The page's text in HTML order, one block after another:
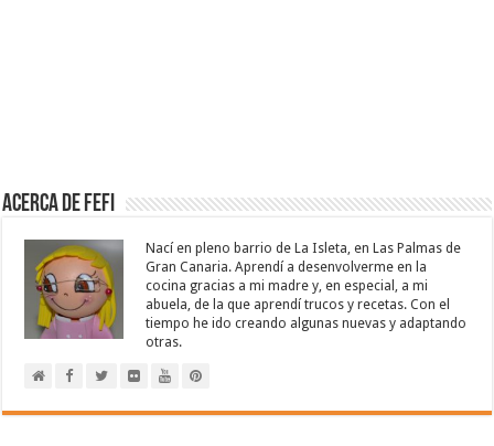
Acerca de Fefi
Nací en pleno barrio de La Isleta, en Las Palmas de
Gran Canaria. Aprendí a desenvolverme en la
cocina gracias a mi madre y, en especial, a mi
abuela, de la que aprendí trucos y recetas. Con el
tiempo he ido creando algunas nuevas y adaptando
otras.